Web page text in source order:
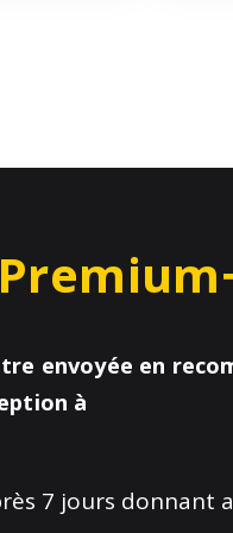
envoyée en
à
7 jours donnant